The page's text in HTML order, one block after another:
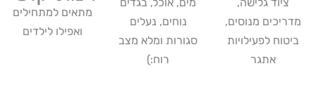
ציוד גלישה,
מדריכים מנוסים,
ביטוח לפעילויות
אתגר
מים, אוכל, בגדים
נוחים, נעלים
סגורות ומלא מצב
רוח:)
מתאים למתחילים
ואפילו לילדים